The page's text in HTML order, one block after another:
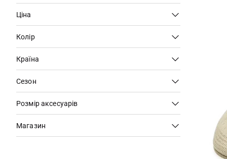
Ціна
Колір
Країна
Сезон
Розмір аксесуарів
Магазин